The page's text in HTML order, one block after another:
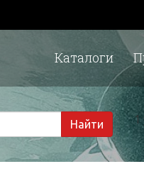
Каталоги
Найти 1